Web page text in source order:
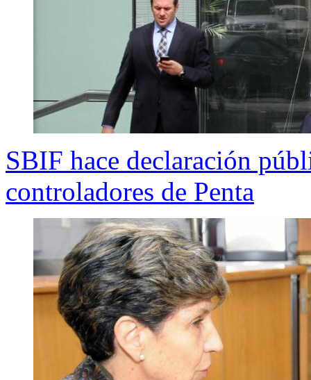
SBIF hace declaración
controladores de Penta